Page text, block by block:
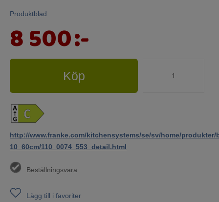
Produktblad
8 500:-
Köp
http://www.franke.com/kitchensystems/se/sv/home/
10_60cm/110_0074_553_detail.html
Beställningsvara
Lägg till i favoriter